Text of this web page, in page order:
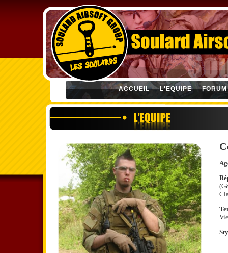
ACCUEIL L'EQUIPE FORUM